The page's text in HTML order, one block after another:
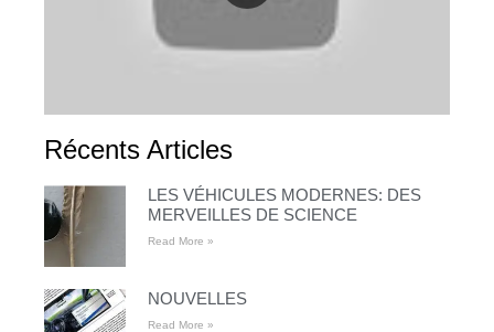
Récents Articles
LES VÉHICULES MODERNES: DES
MERVEILLES DE SCIENCE
Read More »
NOUVELLES
Read More »